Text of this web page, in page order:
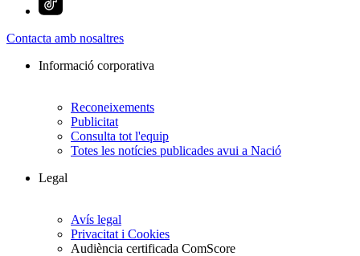
Contacta amb nosaltres
Informació corporativa
Reconeixements
Publicitat
Consulta tot l'equip
Totes les notícies publicades avui a Nació
Legal
Avís legal
Privacitat i Cookies
Audiència certificada ComScore